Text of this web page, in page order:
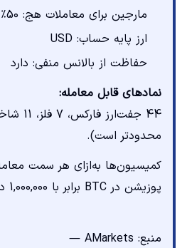
مارجین برای معاملات هج: 50٪
ارز پایه حساب: USD
حفاظت از بالانس منفی: دارد
نمادهای قابل معامله:
محدودتر است).
پوزیشن در BTC برابر با 1,000,000 دلار و در سایر ارزهای دیجیتال 300,000 دلار است. اسپرد BTC از 0 پیپ شروع می‌شود.
منبع: AMarkets —